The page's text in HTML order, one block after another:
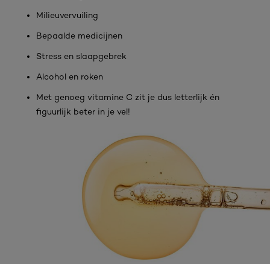
Milieuvervuiling
Bepaalde medicijnen
Stress en slaapgebrek
Alcohol en roken
Met genoeg vitamine C zit je dus letterlijk én
figuurlijk beter in je vel!